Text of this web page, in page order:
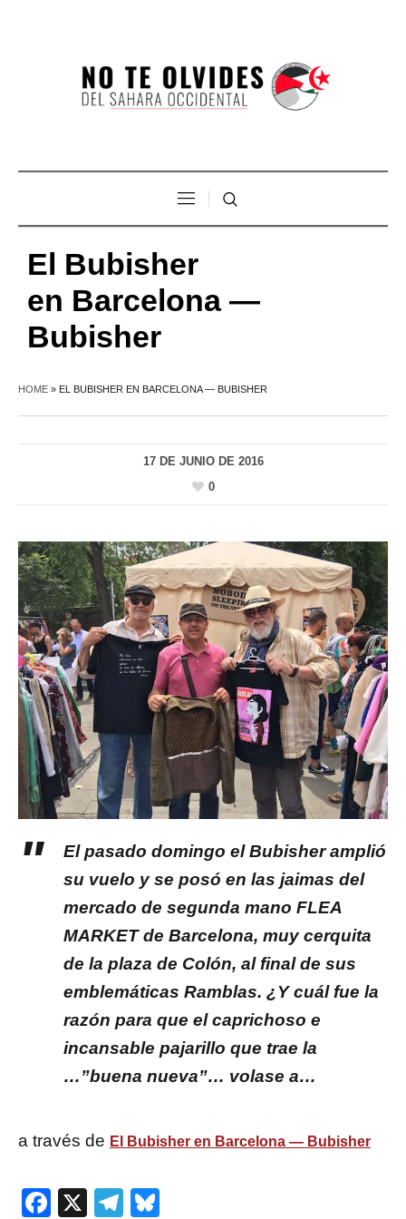
El Bubisher
en Barcelona —
Bubisher
HOME » EL BUBISHER EN BARCELONA — BUBISHER
17 DE JUNIO DE 2016
0
El pasado domingo el Bubisher amplió
su vuelo y se posó en las jaimas del
mercado de segunda mano FLEA
MARKET de Barcelona, muy cerquita
de la plaza de Colón, al final de sus
emblemáticas Ramblas. ¿Y cuál fue la
razón para que el caprichoso e
incansable pajarillo que trae la
…”buena nueva”… volase a…
a través de El Bubisher en Barcelona — Bubisher
Facebook
X Telegram